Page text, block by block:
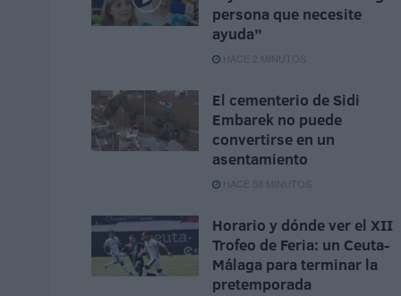
persona que necesite
ayuda”
HACE 2 MINUTOS
El cementerio de Sidi
Embarek no puede
convertirse en un
asentamiento
HACE 58 MINUTOS
Horario y dónde ver el XII
Trofeo de Feria: un Ceuta-
Málaga para terminar la
pretemporada